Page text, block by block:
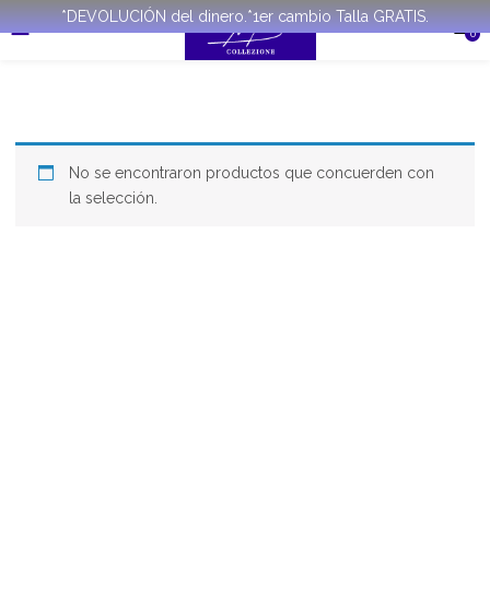
*DEVOLUCIÓN del dinero.*1er cambio Talla GRATIS.
0
No se encontraron productos que concuerden con
la selección.